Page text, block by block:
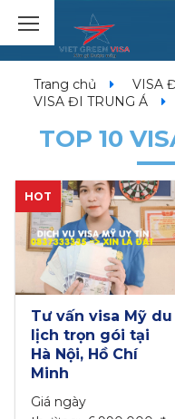
Trang chủ
VISA
VISA ĐI TRUNG Á
TOP 10
Đặt lịch hẹn
phỏng vấn visa
Đức
Giá ngày thường:
550,000 đ - Giá